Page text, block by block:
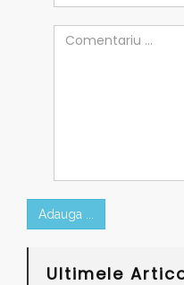
Adauga ...
Ultimele